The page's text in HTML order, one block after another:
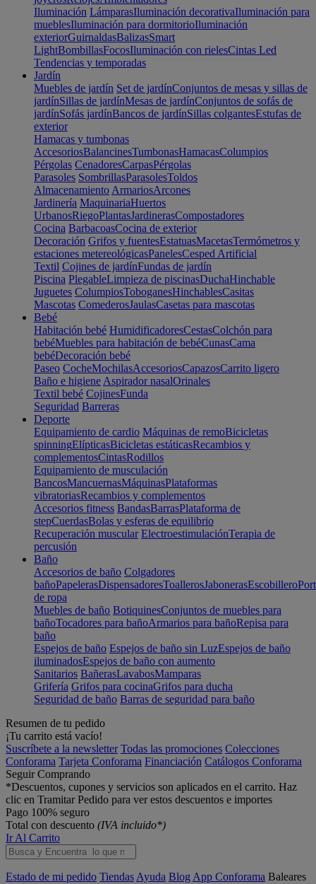
Iluminación LámparasIluminación decorativaIluminación para
mueblesIluminación para dormitorioIluminación
exteriorGuirnaldasBalizasSmart
LightBombillasFocosIluminación con rielesCintas Led
Tendencias y temporadas
Jardín
Muebles de jardín Set de jardínConjuntos de mesas y sillas de
jardínSillas de jardínMesas de jardínConjuntos de sofás de
jardínSofás jardínBancos de jardínSillas colgantesEstufas de
exterior
Hamacas y tumbonas
AccesoriosBalancinesTumbonasHamacasColumpios
Pérgolas CenadoresCarpasPérgolas
Parasoles SombrillasParasolesToldos
Almacenamiento ArmariosArcones
Jardinería MaquinariaHuertos
UrbanosRiegoPlantasJardinerasCompostadores
Cocina BarbacoasCocina de exterior
Decoración Grifos y fuentesEstatuasMacetasTermómetros y
estaciones metereológicasPanelesCesped Artificial
Textil Cojines de jardínFundas de jardín
Piscina PlegableLimpieza de piscinasDuchaHinchable
Juguetes ColumpiosToboganesHinchablesCasitas
Mascotas ComederosJaulasCasetas para mascotas
Bebé
Habitación bebé HumidificadoresCestasColchón para
bebéMuebles para habitación de bebéCunasCama
bebéDecoración bebé
Paseo CocheMochilasAccesoriosCapazosCarrito ligero
Baño e higiene Aspirador nasalOrinales
Textil bebé CojinesFunda
Seguridad Barreras
Deporte
Equipamiento de cardio Máquinas de remoBicicletas
spinningElípticasBicicletas estáticasRecambios y
complementosCintasRodillos
Equipamiento de musculación
BancosMancuernasMáquinasPlataformas
vibratoriasRecambios y complementos
Accesorios fitness BandasBarrasPlataforma de
stepCuerdasBolas y esferas de equilibrio
Recuperación muscular ElectroestimulaciónTerapia de
percusión
Baño
Accesorios de baño Colgadores
bañoPapelerasDispensadoresToallerosJabonerasEscobillero
de ropa
Muebles de baño BotiquinesConjuntos de muebles para
bañoTocadores para bañoArmarios para bañoRepisa para
baño
Espejos de baño Espejos de baño sin LuzEspejos de baño
iluminadosEspejos de baño con aumento
Sanitarios BañerasLavabosMamparas
Grifería Grifos para cocinaGrifos para ducha
Seguridad de baño Barras de seguridad para baño
Resumen de tu pedido
¡Tu carrito está vacío!
Suscríbete a la newsletter Todas las promociones Colecciones
Conforama Tarjeta Conforama Financiación Catálogos Conforama
Seguir Comprando
*Descuentos, cupones y servicios son aplicados en el carrito. Haz
clic en Tramitar Pedido para ver estos descuentos e importes
Pago 100% seguro
Total con descuento (IVA incluido*)
Ir Al Carrito
Estado de mi pedido Tiendas Ayuda Blog App Conforama Baleares